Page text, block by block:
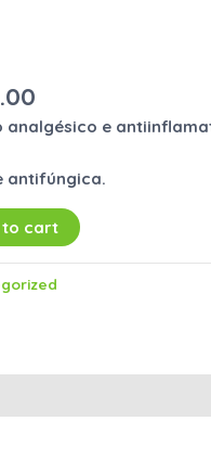
analgésico e
antifúngica.
to cart